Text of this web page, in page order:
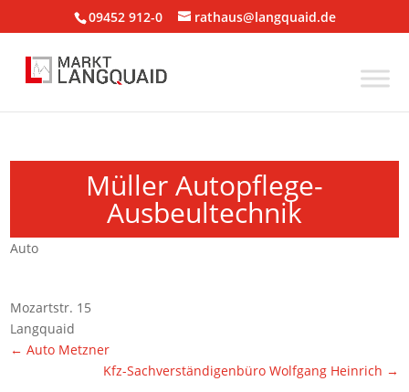
09452 912-0 rathaus@langquaid.de
Müller Autopflege-
Ausbeultechnik
Auto
Mozartstr. 15
Langquaid
← Auto Metzner
Kfz-Sachverständigenbüro Wolfgang Heinrich →